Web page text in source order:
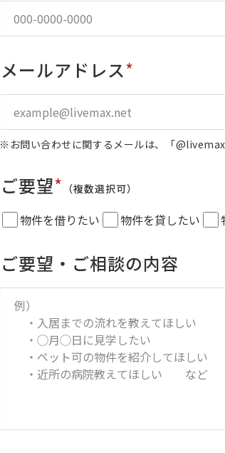
メールアドレス*
※お問い合わせに関するメールは、「
ご要望* （複数選択可）
物件を借りたい 物件を貸したい
ご要望・ご相談の内容